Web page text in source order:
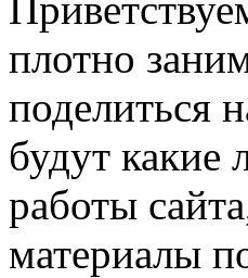
плотно
поделиться
будут какие
работы
материалы